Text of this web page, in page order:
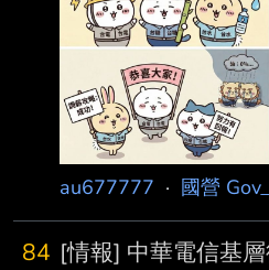
au677777 · 國營
84 [情報] 中華電信基